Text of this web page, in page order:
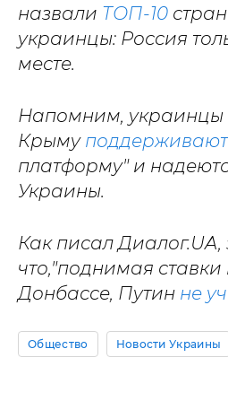
назвали ТОП-10
украинцы: Россия
месте.
Напомним, украинцы
Крыму поддерживают
платформу" и
Украины.
Как писал Диалог.UA,
что,"поднимая
Донбассе, Путин не
Общество Новости Украины